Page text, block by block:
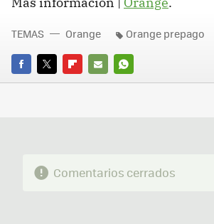
FACEBOOK
TWITTERFLIPBOARD
E-
WHATSAPP
TEMAS Orange Orange prepago
Comentarios cerrados